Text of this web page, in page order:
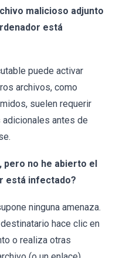
malicioso adjunto
está
puede activar
archivos, como
suelen requerir
antes de
no he abierto el
está infectado?
ninguna amenaza.
hace clic en
o realiza otras